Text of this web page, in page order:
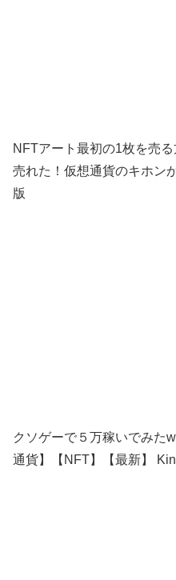
NFTアート最初の1枚を売
売れた！仮想通貨のキホン
版
クソゲーで５万稼いでみた
通貨】【NFT】【最新】